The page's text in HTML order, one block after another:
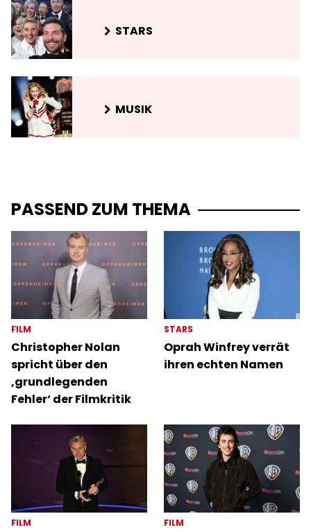
STARS
MUSIK
PASSEND ZUM THEMA
FILM
Christopher Nolan
spricht über den
‚grundlegenden
Fehler‘ der Filmkritik
STARS
Oprah Winfrey verrät
ihren echten Namen
FILM FILM